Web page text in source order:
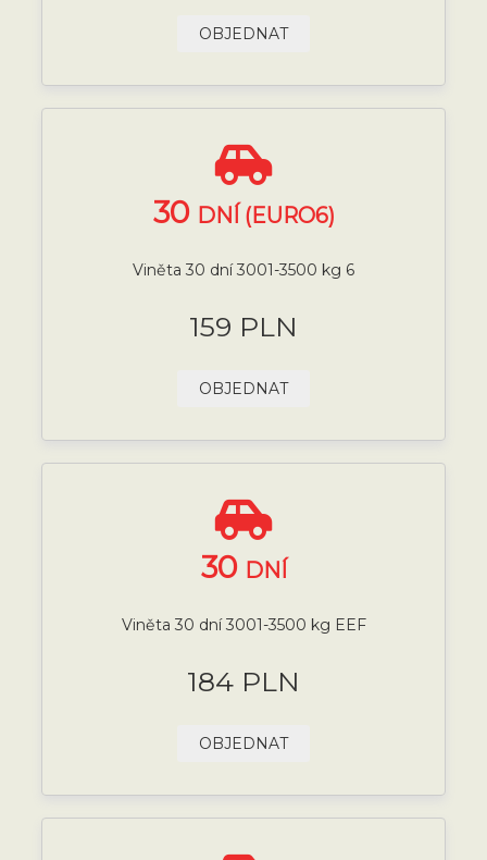
OBJEDNAT
30 DNÍ (EURO6)
Viněta 30 dní 3001-3500 kg 6
159 PLN
OBJEDNAT
30 DNÍ
Viněta 30 dní 3001-3500 kg EEF
184 PLN
OBJEDNAT